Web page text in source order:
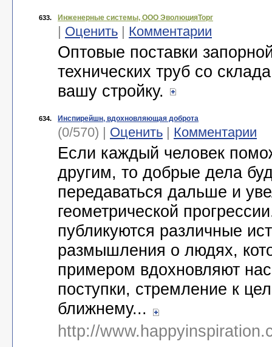
633. Инженерные системы, ООО ЭволюцияТорг
| Оценить | Комментарии
Оптовые поставки
технических труб со
вашу стройку.
634. Инспирейшн, вдохновляющая доброта
(0/570) | Оценить | Комментарии
Если каждый человек
другим, то добрые дела
передаваться дальше и
геометрической
публикуются различные
размышления о людях,
примером вдохновляют
поступки, стремление к
ближнему...
http://